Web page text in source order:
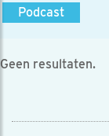
Podcast
Geen resultaten.